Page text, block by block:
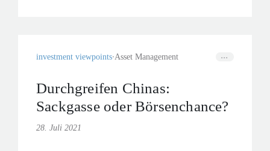
investment viewpoints Asset Management
Durchgreifen Chinas:
Sackgasse oder Börsenchance?
28. Juli 2021